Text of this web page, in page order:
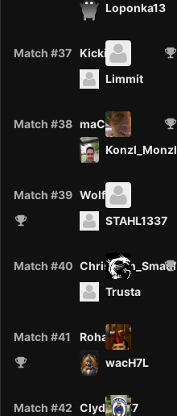
Loponka13
Match #37 Kicki
Limmit
Match #38 maCe
Konzl_Monzl
Match #39 Wolf97
STAHL1337
Match #40 Christoph_Smaul
Trusta
Match #41 RohanM
wacH7L
Match #42 Clyde1887